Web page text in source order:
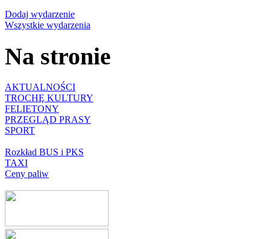
Dodaj wydarzenie
Wszystkie wydarzenia
Na stronie
AKTUALNOŚCI
TROCHĘ KULTURY
FELIETONY
PRZEGLĄD PRASY
SPORT
Rozkład BUS i PKS
TAXI
Ceny paliw